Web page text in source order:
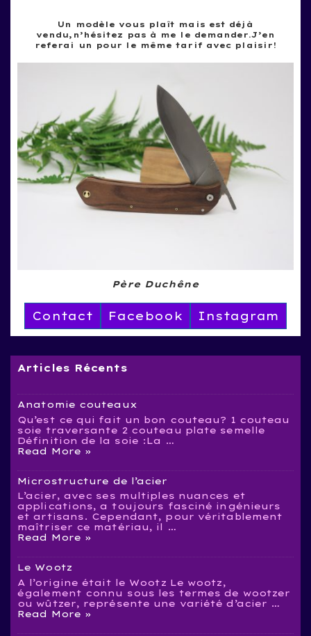
Un modèle vous plaît mais est déjà
vendu,n’hésitez pas à me le demander.J’en
referai un pour le même tarif avec plaisir!
Père Duchêne
Contact Facebook Instagram
Articles Récents
Anatomie couteaux
Qu’est ce qui fait un bon couteau? 1 couteau
soie traversante 2 couteau plate semelle
Définition de la soie :La …
Anatomie
Read More »
Microstructure de l’acier
L’acier, avec ses multiples nuances et
applications, a toujours fasciné ingénieurs
et artisans. Cependant, pour véritablement
maîtriser ce matériau, il …
Microstructure
l’acier
Read More »
Le Wootz
A l’origine était le Wootz Le wootz,
également connu sous les termes de wootzer
ou wûtzer, représente une variété d’acier …
Le
Read More »